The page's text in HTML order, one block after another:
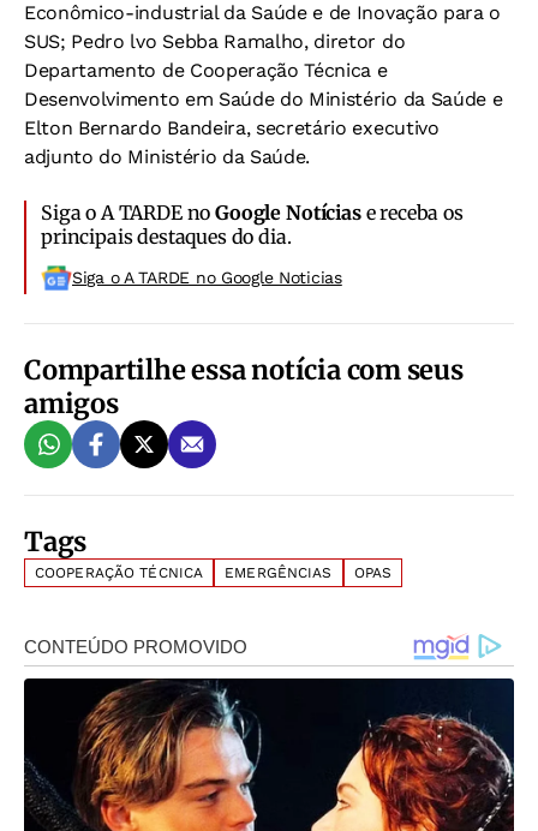
Econômico-industrial da Saúde e de Inovação para o
SUS; Pedro lvo Sebba Ramalho, diretor do
Departamento de Cooperação Técnica e
Desenvolvimento em Saúde do Ministério da Saúde e
Elton Bernardo Bandeira, secretário executivo
adjunto do Ministério da Saúde.
Siga o A TARDE noGoogle Notíciase receba os
principais destaques do dia.
Siga o A TARDE no Google Noticias
Compartilhe essa notícia com seus
amigos
Tags
COOPERAÇÃO TÉCNICA EMERGÊNCIAS OPAS